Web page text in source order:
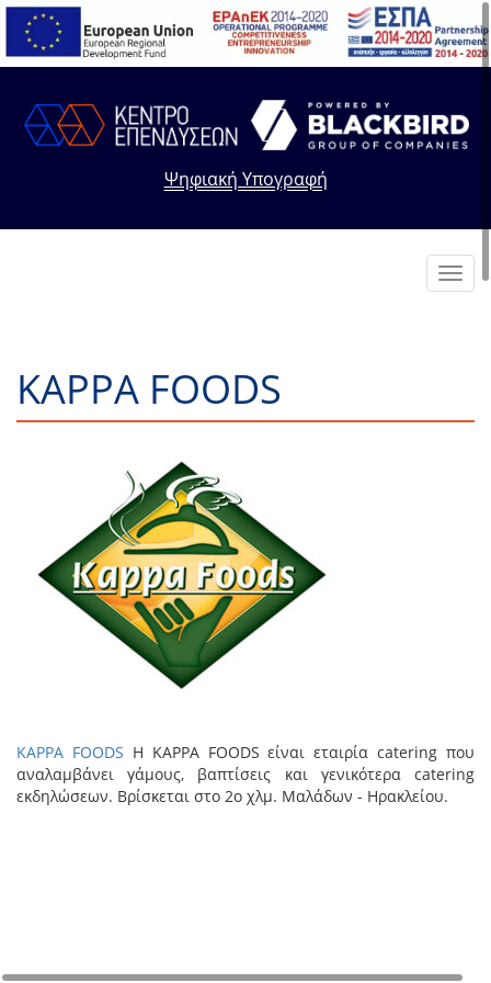
Ψηφιακή Υπογραφή
KAPPA FOODS
KAPPA FOODS Η KAPPA FOODS είναι εταιρία catering που
αναλαμβάνει γάμους, βαπτίσεις και γενικότερα catering
εκδηλώσεων. Βρίσκεται στο 2ο χλμ. Μαλάδων - Ηρακλείου.